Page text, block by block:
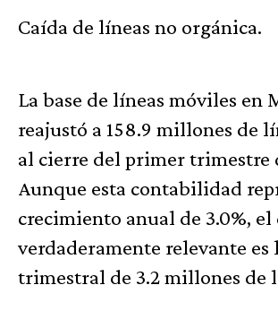
Caída de líneas no orgánica.
La base de líneas móviles en
reajustó a 158.9 millones de
al cierre del primer trimestre
Aunque esta contabilidad
crecimiento anual de 3.0%, el
verdaderamente relevante es
trimestral de 3.2 millones de